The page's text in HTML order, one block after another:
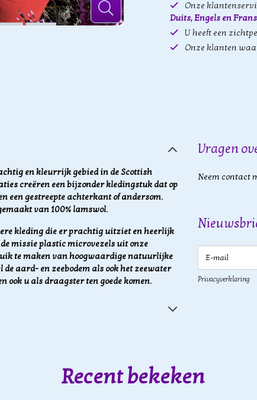
Onze
Duits, Engels en Frans
U heeft een
Onze klanten
en kleurrijk gebied in de Scottish
creëren een bijzonder kledingstuk dat op
een gestreepte achterkant of andersom.
van 100% lamswol.
kleding die er prachtig uitziet en heerlijk
missie plastic microvezels uit onze
te maken van hoogwaardige natuurlijke
aard- en zeebodem als ook het zeewater
ook u als draagster ten goede komen.
Vragen
Neem contact
E-mail
Privacyverklaring
Recent bekeken